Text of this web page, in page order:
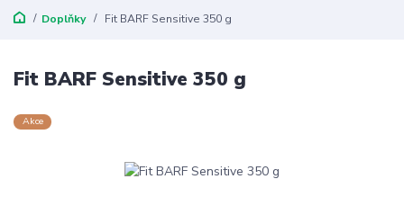
Doplňky Fit BARF Sensitive 350 g
Fit BARF Sensitive 350 g
Akce